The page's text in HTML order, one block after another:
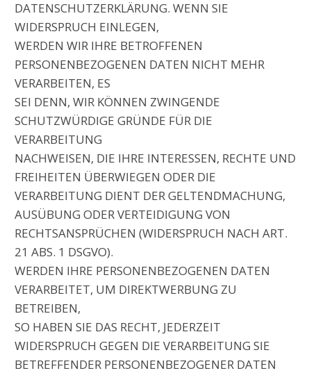
DATENSCHUTZERKLÄRUNG. WENN SIE
WIDERSPRUCH EINLEGEN,
WERDEN WIR IHRE BETROFFENEN
PERSONENBEZOGENEN DATEN NICHT MEHR
VERARBEITEN, ES
SEI DENN, WIR KÖNNEN ZWINGENDE
SCHUTZWÜRDIGE GRÜNDE FÜR DIE
VERARBEITUNG
NACHWEISEN, DIE IHRE INTERESSEN, RECHTE UND
FREIHEITEN ÜBERWIEGEN ODER DIE
VERARBEITUNG DIENT DER GELTENDMACHUNG,
AUSÜBUNG ODER VERTEIDIGUNG VON
RECHTSANSPRÜCHEN (WIDERSPRUCH NACH ART.
21 ABS. 1 DSGVO).
WERDEN IHRE PERSONENBEZOGENEN DATEN
VERARBEITET, UM DIREKTWERBUNG ZU
BETREIBEN,
SO HABEN SIE DAS RECHT, JEDERZEIT
WIDERSPRUCH GEGEN DIE VERARBEITUNG SIE
BETREFFENDER PERSONENBEZOGENER DATEN